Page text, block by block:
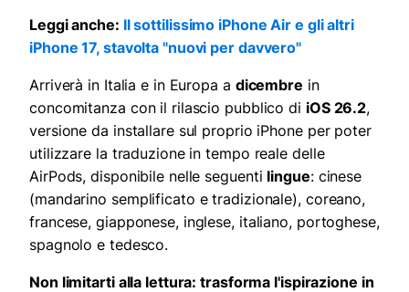
Leggi anche: Il sottilissimo iPhone Air e gli altri
iPhone 17, stavolta "nuovi per davvero"
Arriverà in Italia e in Europa a dicembre in
concomitanza con il rilascio pubblico di iOS 26.2,
versione da installare sul proprio iPhone per poter
utilizzare la traduzione in tempo reale delle
AirPods, disponibile nelle seguenti lingue: cinese
(mandarino semplificato e tradizionale), coreano,
francese, giapponese, inglese, italiano, portoghese,
spagnolo e tedesco.
Non limitarti alla lettura: trasforma l'ispirazione in